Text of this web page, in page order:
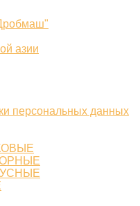
азии
персональных данных